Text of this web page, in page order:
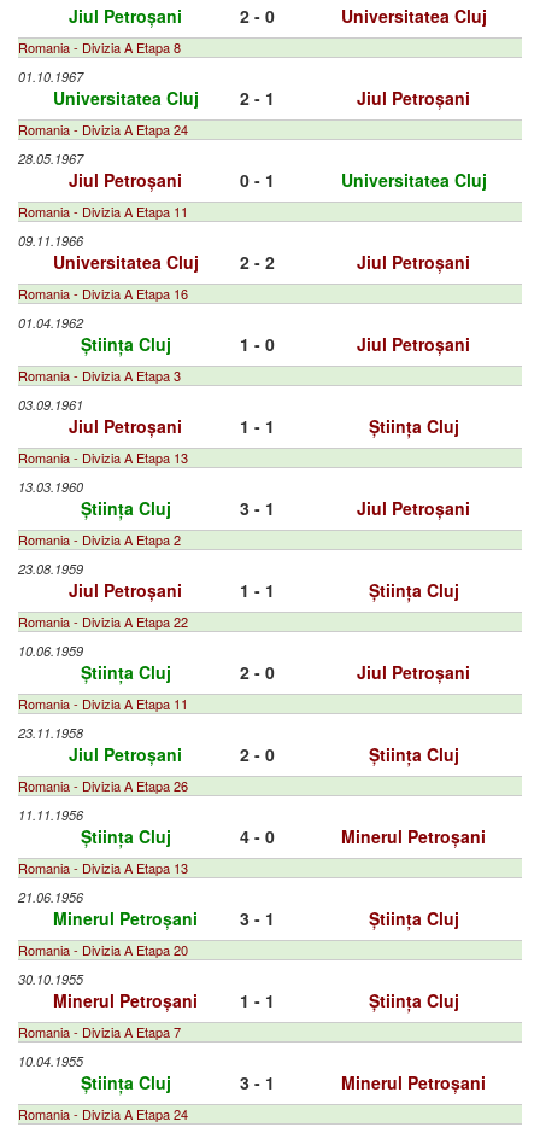
Jiul Petroșani 2 - 0 Universitatea Cluj
Romania - Divizia A Etapa 8
01.10.1967
Universitatea Cluj 2 - 1 Jiul Petroșani
Romania - Divizia A Etapa 24
28.05.1967
Jiul Petroșani 0 - 1 Universitatea Cluj
Romania - Divizia A Etapa 11
09.11.1966
Universitatea Cluj 2 - 2 Jiul Petroșani
Romania - Divizia A Etapa 16
01.04.1962
Știința Cluj 1 - 0 Jiul Petroșani
Romania - Divizia A Etapa 3
03.09.1961
Jiul Petroșani 1 - 1 Știința Cluj
Romania - Divizia A Etapa 13
13.03.1960
Știința Cluj 3 - 1 Jiul Petroșani
Romania - Divizia A Etapa 2
23.08.1959
Jiul Petroșani 1 - 1 Știința Cluj
Romania - Divizia A Etapa 22
10.06.1959
Știința Cluj 2 - 0 Jiul Petroșani
Romania - Divizia A Etapa 11
23.11.1958
Jiul Petroșani 2 - 0 Știința Cluj
Romania - Divizia A Etapa 26
11.11.1956
Știința Cluj 4 - 0 Minerul Petroșani
Romania - Divizia A Etapa 13
21.06.1956
Minerul Petroșani 3 - 1 Știința Cluj
Romania - Divizia A Etapa 20
30.10.1955
Minerul Petroșani 1 - 1 Știința Cluj
Romania - Divizia A Etapa 7
10.04.1955
Știința Cluj 3 - 1 Minerul Petroșani
Romania - Divizia A Etapa 24